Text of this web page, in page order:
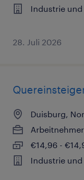
Industrie
28. Juli 2026
Duisburg,
€14,96 -
Industrie